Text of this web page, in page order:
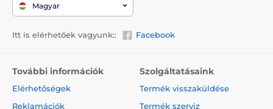
Magyar
Itt is elérhetőek vagyunk:: Facebook
További információk
Elérhetőségek
Reklamációk
Szolgáltatásaink
Termék visszaküldése
Termék szerviz